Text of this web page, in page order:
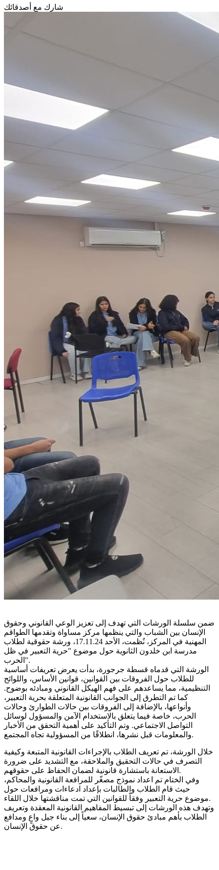
شارك مع أصدقائك
ضمن سلسلة الورشات التي تهدف إلى تعزيز الوعي القانوني وحقوق
الإنسان بين الشباب والتي ينظمها مركز مساواة وتقدمها الطواقم
المهنية في المركز، نُظمت، الأحد 17.11.24، ورشة حقوقية لطلاب
مدرسة ابن خلدون الثانوية حول موضوع "حرية التعبير في ظل
الحرب".
الورشة التي قدماه قسطة جرجورة، بدأت يعرض تعريفات أساسية
للطلاب حول الفروقات بين القوانين، قوانين الأساس، واللوائح
التنظيمية، مما يساعدهم على فهم الهيكل القانوني ومبادئه بوضوح.
كما تم التطرق إلى الجوانب القانونية المتعلقة بحرية التعبير،
وأنواعها، بالإضافة إلى الفروقات بين حالات الطوارئ وحالات
الحرب، خاصة فيما يتعلق بالاستخدام الآمن والمسؤول لوسائل
التواصل الاجتماعي. وتم التأكيد على أهمية التحقق من الأخبار
والمعلومات قبل نشرها، انطلاقًا من المسؤولية تجاه المجتمع.
خلال الورشة، تم تعريف الطلاب بالإجراءات القانونية المتبعة وكيفية
التصرف في حالات التحقيق والملاحقة، مع التشديد على ضرورة
الاستعانة باستشارة قانونية لضمان الحفاظ على حقوقهم.
وفي الختام تم اعداد نموذج مصغّر للمرافعة القانونية والمحاكم،
حيث قام الطلاب والطالبات بإعداد ادعاءات ومرافعات حول
موضوع حرية التعبير وفقاً للقوانين التي تمت مناقشتها خلال اللقاء.
وتهدف هذه الورشات إلى تبسيط المفاهيم القانونية المعقدة وتعريف
الطلاب بأهم مبادئ حقوق الإنسان، سعياً إلى بناء جيل واعٍ ومدافع
عن حقوق الإنسان.